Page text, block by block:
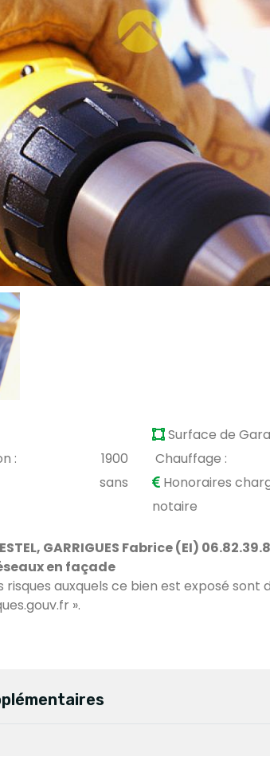
Surface de
:
1900 Chauffage :
sans
Honoraires
notaire
GARRIGUES Fabrice (EI)
en façade
risques auxquels ce bien est exposé sont
».